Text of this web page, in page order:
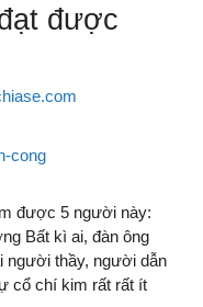
được
được 5 người này:
Bất kì ai, đàn ông
người thầy, người dẫn
cổ chí kim rất rất ít